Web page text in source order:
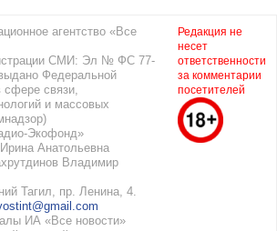
агентство «Все
СМИ: Эл № ФС 77-
Федеральной
связи,
и массовых
Экофонд»
Анатольевна
Владимир
Тагил, пр. Ленина, 4.
ИА «Все новости»
Редакция не
несет
ответственности
за комментарии
посетителей